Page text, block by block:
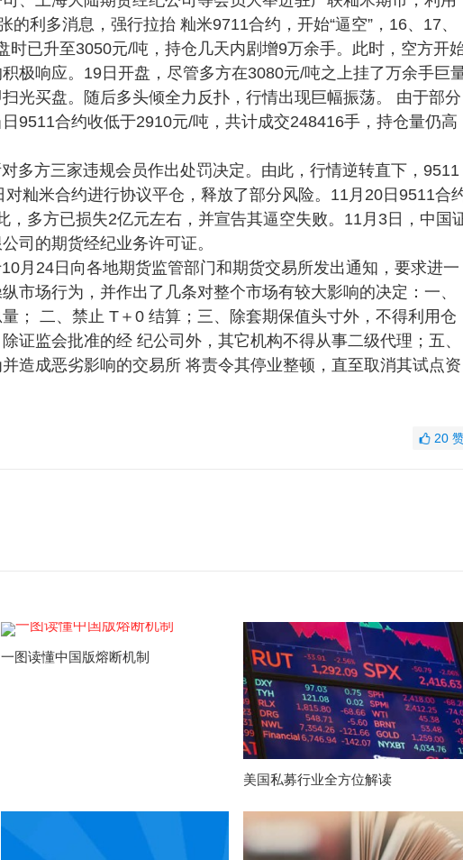
利多消息，强行拉抬 籼米9711合约，开始“逼空”，16、17、
时已升至3050元/吨，持仓几天内剧增9万余手。此时，空方开
极响应。19日开盘，尽管多方在3080元/吨之上挂了万余手巨
光买盘。随后多头倾全力反扑，行情出现巨幅振荡。 由于部分
9511合约收低于2910元/吨，共计成交248416手，持仓量仍高
多方三家违规会员作出处罚决定。由此，行情逆转直下，9511
籼米合约进行协议平仓，释放了部分风险。11月20日9511合
，多方已损失2亿元左右，并宣告其逼空失败。11月3日，中国
司的期货经纪业务许可证。
月24日向各地期货监管部门和期货交易所发出通知，要求进一
市场行为，并作出了几条对整个市场有较大影响的决定：一、
； 二、禁止 T＋0 结算；三、除套期保值头寸外，不得利用仓
证监会批准的经 纪公司外，其它机构不得从事二级代理；五、
造成恶劣影响的交易所 将责令其停业整顿，直至取消其试点资
20
一图读懂中国版熔断机制
美国私募行业全方位解读